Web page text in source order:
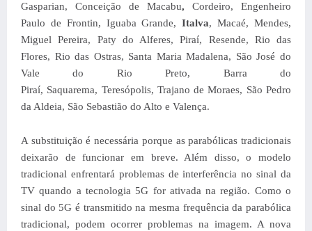
Gasparian, Conceição de Macabu, Cordeiro, Engenheiro
Paulo de Frontin, Iguaba Grande,Italva, Macaé, Mendes,
Miguel Pereira, Paty do Alferes, Piraí, Resende, Rio das
Flores, Rio das Ostras, Santa Maria Madalena, São José do
Vale do Rio Preto, Barra do
Piraí, Saquarema, Teresópolis, Trajano de Moraes, São Pedro
da Aldeia, São Sebastião do Alto e Valença.
A substituição é necessária porque as parabólicas tradicionais
deixarão de funcionar em breve. Além disso, o modelo
tradicional enfrentará problemas de interferência no sinal da
TV quando a tecnologia 5G for ativada na região. Como o
sinal do 5G é transmitido na mesma frequência da parabólica
tradicional, podem ocorrer problemas na imagem. A nova